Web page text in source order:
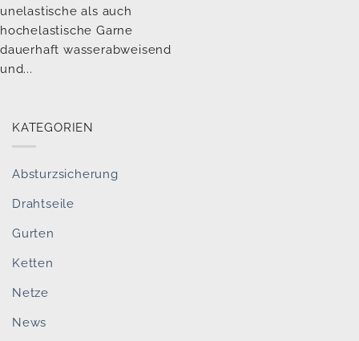
unelastische als auch
hochelastische Garne
dauerhaft wasserabweisend
und...
KATEGORIEN
Absturzsicherung
Drahtseile
Gurten
Ketten
Netze
News